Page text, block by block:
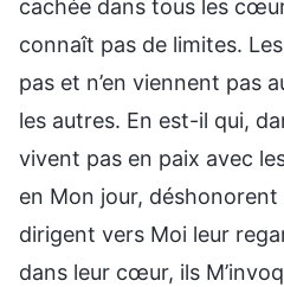
cachée dans tous les
connaît pas de limites.
pas et n’en viennent pas
les autres. En est-il qui,
vivent pas en paix avec
en Mon jour,
dirigent vers Moi leur
dans leur cœur, ils